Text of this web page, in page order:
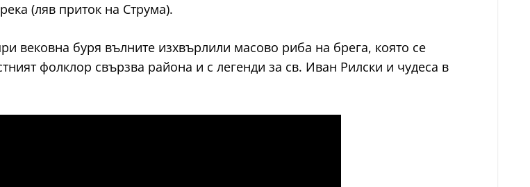
(ляв приток на Струма).
вековна буря вълните изхвърлили масово риба на брега, която се
фолклор свързва района и с легенди за св. Иван Рилски и чудеса в